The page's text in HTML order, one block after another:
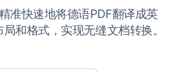
准快速地将德语PDF翻译成英
和格式，实现无缝文档转换。